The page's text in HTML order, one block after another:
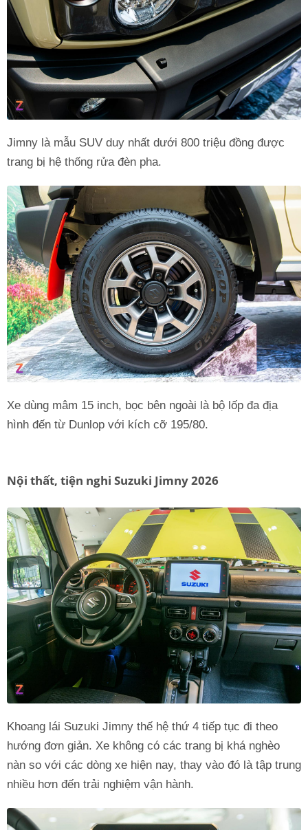
Jimny là mẫu SUV duy nhất dưới 800 triệu đồng được
trang bị hệ thống rửa đèn pha.
Xe dùng mâm 15 inch, bọc bên ngoài là bộ lốp đa địa
hình đến từ Dunlop với kích cỡ 195/80.
Nội thất, tiện nghi Suzuki Jimny 2026
Khoang lái Suzuki Jimny thế hệ thứ 4 tiếp tục đi theo
hướng đơn giản. Xe không có các trang bị khá nghèo
nàn so với các dòng xe hiện nay, thay vào đó là tập trung
nhiều hơn đến trải nghiệm vận hành.